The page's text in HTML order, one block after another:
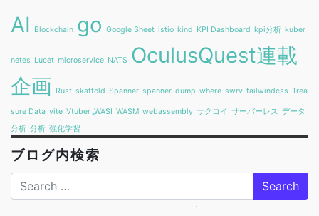
AI Blockchain go Google Sheet istio kind KPI Dashboard kpi分析 kuber
netes Lucet microservice NATS OculusQuest連載
企画 Rust skaffold Spanner spanner-dump-where swrv tailwindcss Trea
sure Data vite Vtuber WASI WASM webassembly サクコイ サーバーレス データ
分析 分析 強化学習
ブログ内検索
Search